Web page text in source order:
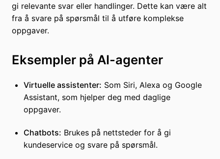
gi relevante svar eller handlinger. Dette kan være alt
fra å svare på spørsmål til å utføre komplekse
oppgaver.
Eksempler på AI-agenter
Virtuelle assistenter: Som Siri, Alexa og Google
Assistant, som hjelper deg med daglige
oppgaver.
Chatbots: Brukes på nettsteder for å gi
kundeservice og svare på spørsmål.